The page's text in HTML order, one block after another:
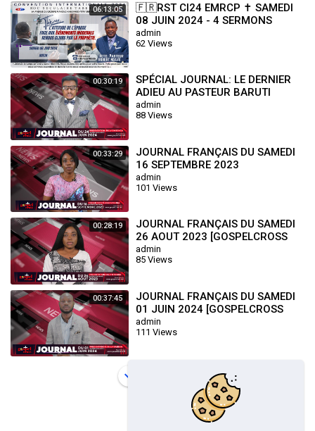
06:13:05
🇫🇷RST CI24 EMRCP ✝️ SAMEDI
08 JUIN 2024 - 4 SERMONS
admin
62 Views
00:30:19
SPÉCIAL JOURNAL: LE DERNIER
ADIEU AU PASTEUR BARUTI
KASONGO
admin
88 Views
00:33:29
JOURNAL FRANÇAIS DU SAMEDI
16 SEPTEMBRE 2023
[GOSPELCROSS NEWS]
admin
101 Views
00:28:19
JOURNAL FRANÇAIS DU SAMEDI
26 AOUT 2023 [GOSPELCROSS
NEWS]
admin
85 Views
00:37:45
JOURNAL FRANÇAIS DU SAMEDI
01 JUIN 2024 [GOSPELCROSS
NEWS]
admin
111 Views